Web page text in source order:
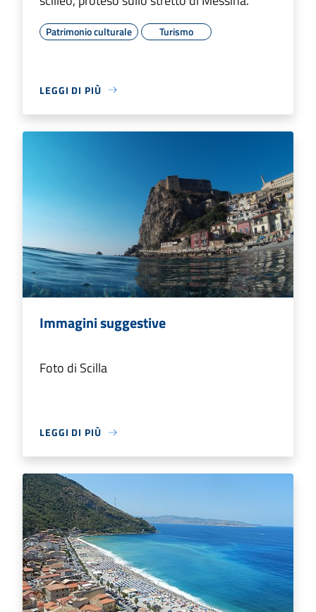
Patrimonio culturale Turismo
LEGGI DI PIÙ
Immagini suggestive
Foto di Scilla
LEGGI DI PIÙ